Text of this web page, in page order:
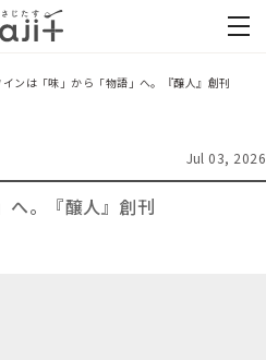
インは「味」から「物語」へ。『醸人』創刊
Jul 03, 2026
へ。『醸人』創刊